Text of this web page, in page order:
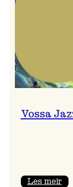
Vossa
Les meir: